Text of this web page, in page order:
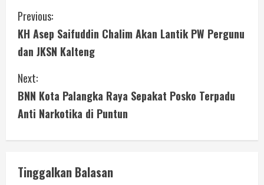
Previous:
KH Asep Saifuddin Chalim Akan Lantik PW Pergunu
dan JKSN Kalteng
Next:
BNN Kota Palangka Raya Sepakat Posko Terpadu
Anti Narkotika di Puntun
Tinggalkan Balasan